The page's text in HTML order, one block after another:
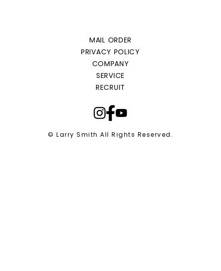
MAIL ORDER
PRIVACY POLICY
COMPANY
SERVICE
RECRUIT
© Larry Smith All Rights Reserved.